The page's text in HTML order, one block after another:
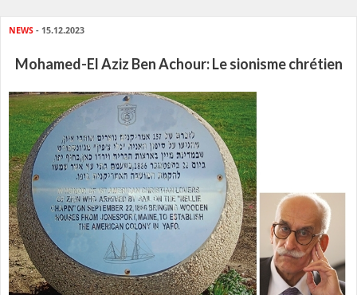
NEWS - 15.12.2023
Mohamed-El Aziz Ben Achour: Le sionisme chrétien